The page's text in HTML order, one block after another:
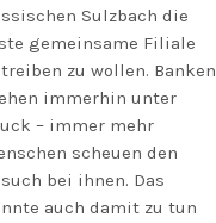
Sulzbach die
gemeinsame Filiale
zu wollen. Banken
immerhin unter
– immer mehr
scheuen den
bei ihnen. Das
auch damit zu tun